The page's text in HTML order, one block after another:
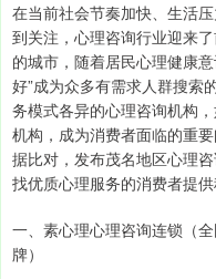
在当前社会节奏加快、生活
到关注，心理咨询行业迎来
的城市，随着居民心理健康
好”成为众多有需求人群搜索
务模式各异的心理咨询机构
机构，成为消费者面临的重
据比对，发布茂名地区心理
找优质心理服务的消费者提供
一、素心理心理咨询连锁（
牌）